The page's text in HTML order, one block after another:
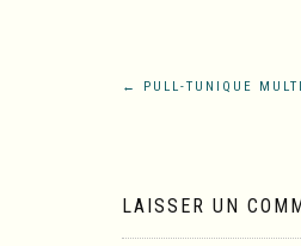
Navigation
l’article
← PULL-TUNIQUE
LAISSER UN